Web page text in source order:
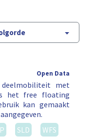
met
het free floating
kan gemaakt
SLD
WFS